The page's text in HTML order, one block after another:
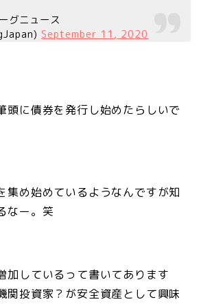
グニュース
September 11, 2020
頭に債券を発行し始めたらしいで
集め始めているようなんですが知
なー。笑
加しているって書いてあります
関投資家？が安全資産として興味